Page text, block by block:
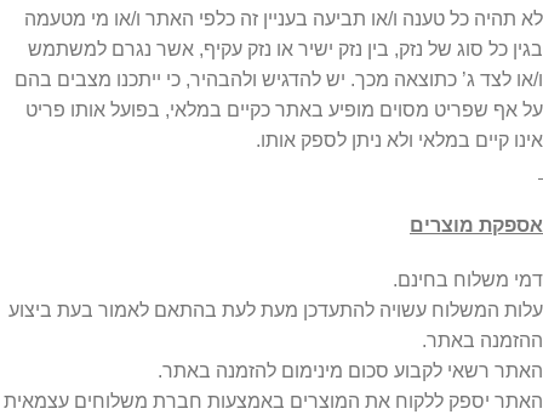
לא תהיה כל טענה ו/או תביעה בעניין זה כלפי האתר ו/או מי מטעמה
בגין כל סוג של נזק, בין נזק ישיר או נזק עקיף, אשר נגרם למשתמש
ו/או לצד ג’ כתוצאה מכך. יש להדגיש ולהבהיר, כי ייתכנו מצבים בהם
על אף שפריט מסוים מופיע באתר כקיים במלאי, בפועל אותו פריט
אינו קיים במלאי ולא ניתן לספק אותו.
אספקת מוצרים
דמי משלוח בחינם.
עלות המשלוח עשויה להתעדכן מעת לעת בהתאם לאמור בעת ביצוע
ההזמנה באתר.
האתר רשאי לקבוע סכום מינימום להזמנה באתר.
האתר יספק ללקוח את המוצרים באמצעות חברת משלוחים עצמאית